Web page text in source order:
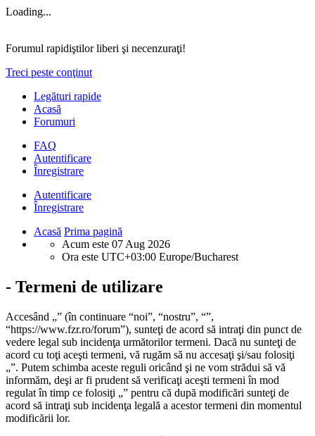
Loading...
Forumul rapidiştilor liberi şi necenzuraţi!
Treci peste conţinut
Legături rapide
Acasă
Forumuri
FAQ
Autentificare
Înregistrare
Autentificare
Înregistrare
Acasă Prima pagină
Acum este 07 Aug 2026
Ora este UTC+03:00 Europe/Bucharest
- Termeni de utilizare
Accesând „” (în continuare “noi”, “nostru”, “”,
“https://www.fzr.ro/forum”), sunteţi de acord să intraţi din punct de
vedere legal sub incidenţa următorilor termeni. Dacă nu sunteţi de
acord cu toţi aceşti termeni, vă rugăm să nu accesaţi şi/sau folosiţi
„”. Putem schimba aceste reguli oricând şi ne vom strădui să vă
informăm, deşi ar fi prudent să verificaţi aceşti termeni în mod
regulat în timp ce folosiţi „” pentru că după modificări sunteţi de
acord să intraţi sub incidenţa legală a acestor termeni din momentul
modificării lor.